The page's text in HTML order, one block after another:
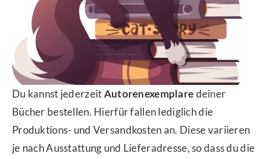
Du kannst jederzeitAutorenexemplaredeiner
Bücher bestellen. Hierfür fallen lediglich die
Produktions- und Versandkosten an. Diese variieren
je nach Ausstattung und Lieferadresse, so dass du die